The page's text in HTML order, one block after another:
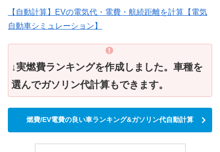
【自動計算】EVの電気代・電費・航続距離を計算【電気
自動車シミュレーション】
↓実燃費ランキングを作成しました。車種を
選んでガソリン代計算もできます。
燃費/EV電費の良い車ランキング&ガソリン代自動計算